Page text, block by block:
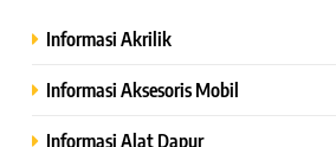
Informasi Akrilik
Informasi Aksesoris Mobil
Informasi Alat Dapur